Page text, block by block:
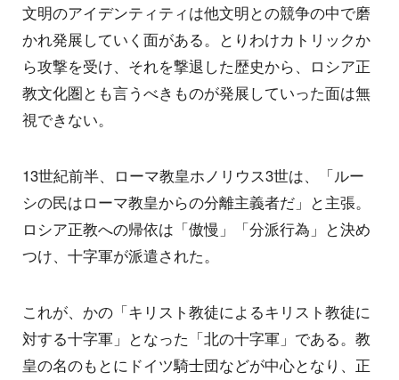
文明のアイデンティティは他文明との競争の中で磨
かれ発展していく面がある。とりわけカトリックか
ら攻撃を受け、それを撃退した歴史から、ロシア正
教文化圏とも言うべきものが発展していった面は無
視できない。
13世紀前半、ローマ教皇ホノリウス3世は、「ルー
シの民はローマ教皇からの分離主義者だ」と主張。
ロシア正教への帰依は「傲慢」「分派行為」と決め
つけ、十字軍が派遣された。
これが、かの「キリスト教徒によるキリスト教徒に
対する十字軍」となった「北の十字軍」である。教
皇の名のもとにドイツ騎士団などが中心となり、正